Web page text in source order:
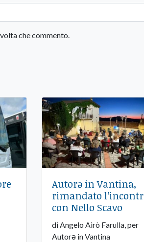
che commento.
Autorə in Vantina,
rimandato
con Nello Scavo
di Angelo Airò Farulla, per
Autorə in Vantina